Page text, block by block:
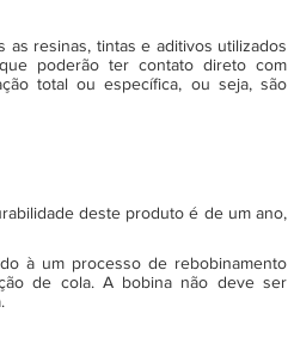
as resinas, tintas e aditivos utilizados
poderão ter contato direto com
total ou específica, ou seja, são
deste produto é de um ano,
à um processo de rebobinamento
de cola. A bobina não deve ser